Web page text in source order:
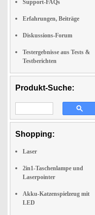
Support-FAQs
Erfahrungen, Beiträge
Diskussions-Forum
Testergebnisse aus Tests &
Testberichten
Produkt-Suche:
Shopping:
Laser
2in1-Taschenlampe und
Laserpointer
Akku-Katzenspielzeug mit
LED